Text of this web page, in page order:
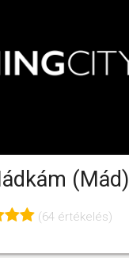
(Mád)
(64 értékelés)